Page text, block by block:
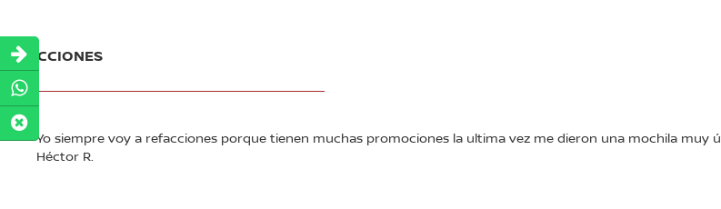
REFACCIONES
___________________________________________________
Yo siempre voy a refacciones porque tienen muchas promociones la ultima vez me dieron una mochila muy
Héctor R.